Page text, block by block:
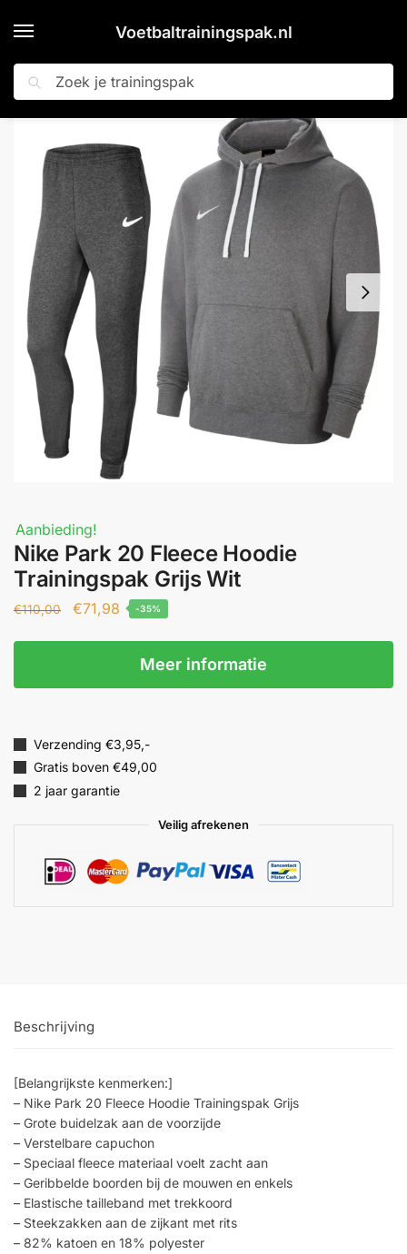
Voetbaltrainingspak.nl
Zoeken
Home » Shop » Nike Park 20 Fleece Hoodie Trainingspak Grijs Wit
Aanbieding!
Nike Park 20 Fleece Hoodie
Trainingspak Grijs Wit
€110,00 €71,98 -35%
Meer informatie
Verzending €3,95,-
Gratis boven €49,00
2 jaar garantie
Veilig afrekenen
Beschrijving
[Belangrijkste kenmerken:]
– Nike Park 20 Fleece Hoodie Trainingspak Grijs
– Grote buidelzak aan de voorzijde
– Verstelbare capuchon
– Speciaal fleece materiaal voelt zacht aan
– Geribbelde boorden bij de mouwen en enkels
– Elastische tailleband met trekkoord
– Steekzakken aan de zijkant met rits
– 82% katoen en 18% polyester